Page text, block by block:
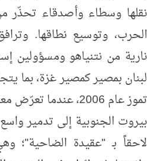
نقلها وسطاء وأصدقاء تحذّر
الحرب، وتوسيع نطاقها.
نارية من نتنياهو ومسؤولين
لبنان بمصير كمصير غزة، بما
تموز عام 2006،
بيروت الجنوبية إلى تدمير
لاحقاً بـ "عقيدة الضاحية"؛